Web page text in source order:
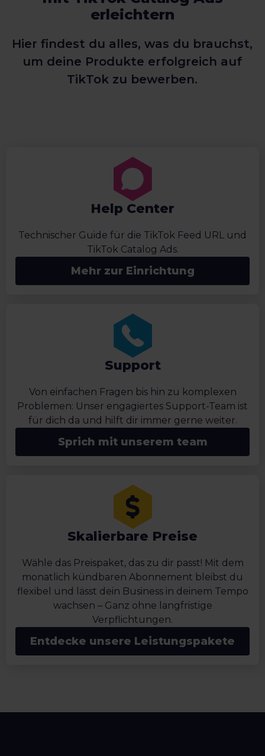
erleichtern
Hier findest du alles, was du brauchst,
um deine Produkte erfolgreich auf
TikTok zu bewerben.
Help Center
Technischer Guide für die TikTok Feed URL und
TikTok Catalog Ads.
Mehr zur Einrichtung
Support
Von einfachen Fragen bis hin zu komplexen
Problemen: Unser engagiertes Support-Team ist
für dich da und hilft dir immer gerne weiter.
Sprich mit unserem team
Skalierbare Preise
Wähle das Preispaket, das zu dir passt! Mit dem
monatlich kündbaren Abonnement bleibst du
flexibel und lässt dein Business in deinem Tempo
wachsen – Ganz ohne langfristige
Verpflichtungen.
Entdecke unsere Leistungspakete